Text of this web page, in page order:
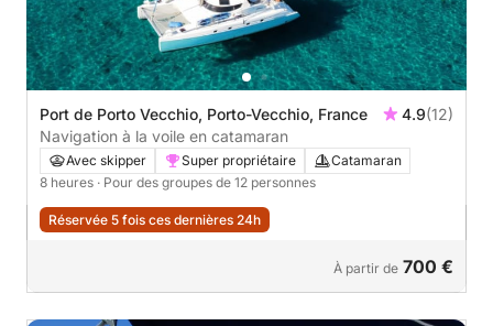
Port de Porto Vecchio, Porto-Vecchio, France 4.9(12)
Navigation à la voile en catamaran
Avec skipper Super propriétaire
Catamaran
8 heures · Pour des groupes de 12 personnes
Réservée 5 fois ces dernières 24h
À partir de 700 €